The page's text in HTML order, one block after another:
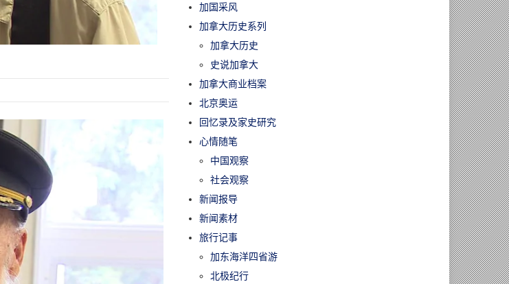
加国采风
加拿大历史系列
加拿大历史
史说加拿大
加拿大商业档案
北京奥运
回忆录及家史研究
心情随笔
中国观察
社会观察
新闻报导
新闻素材
旅行记事
加东海洋四省游
北极纪行